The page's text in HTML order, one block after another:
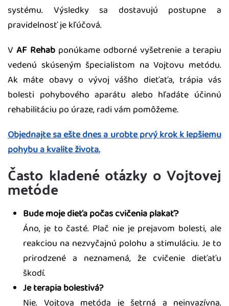
systému. Výsledky sa dostavujú postupne a
pravidelnosť je kľúčová.
VAF Rehabponúkame odborné vyšetrenie a terapiu
vedenú skúseným špecialistom na Vojtovu metódu.
Ak máte obavy o vývoj vášho dieťaťa, trápia vás
bolesti pohybového aparátu alebo hľadáte účinnú
rehabilitáciu po úraze, radi vám pomôžeme.
Objednajte sa ešte dnes a urobte prvý krok k lepšiemu
pohybu a kvalite života.
Často kladené otázky o Vojtovej
metóde
Bude moje dieťa počas cvičenia plakať?
Áno, je to časté. Plač nie je prejavom bolesti, ale
reakciou na nezvyčajnú polohu a stimuláciu. Je to
prirodzené a neznamená, že cvičenie dieťaťu
škodí.
Je terapia bolestivá?